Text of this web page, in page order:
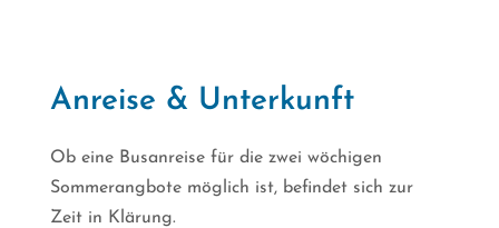
Anreise & Unterkunft
Ob eine Busanreise für die zwei wöchigen
Sommerangbote möglich ist, befindet sich zur
Zeit in Klärung.